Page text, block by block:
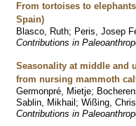
From tortoises to
Spain)
Blasco, Ruth; Peris, Josep
Contributions in
Seasonality at middle and
from nursing mammoth
Germonpré, Mietje;
Sablin, Mikhail ; Wißing,
Contributions in